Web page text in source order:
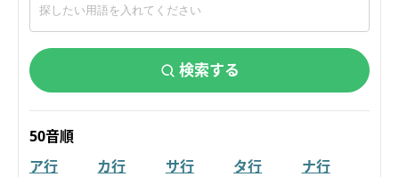
検索する
50音順
ア行
カ行 サ行 タ行
ナ行